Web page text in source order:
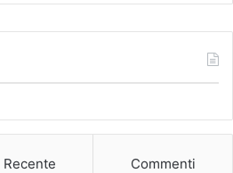
c
u
Recente Commenti